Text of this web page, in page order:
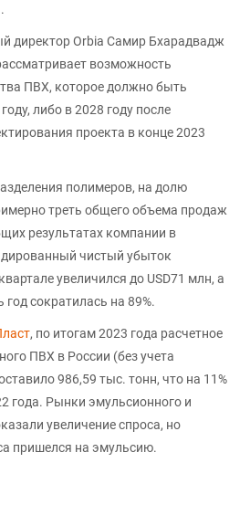
директор Orbia Самир Бхарадвадж
возможность
ПВХ, которое должно быть
либо в 2028 году после
проекта в конце 2023
полимеров, на долю
треть общего объема продаж
результатах компании в
чистый убыток
увеличился до USD71 млн, а
сократилась на 89%.
, по итогам 2023 года расчетное
ПВХ в России (без учета
986,59 тыс. тонн, что на 11%
года. Рынки эмульсионного и
увеличение спроса, но
пришелся на эмульсию.